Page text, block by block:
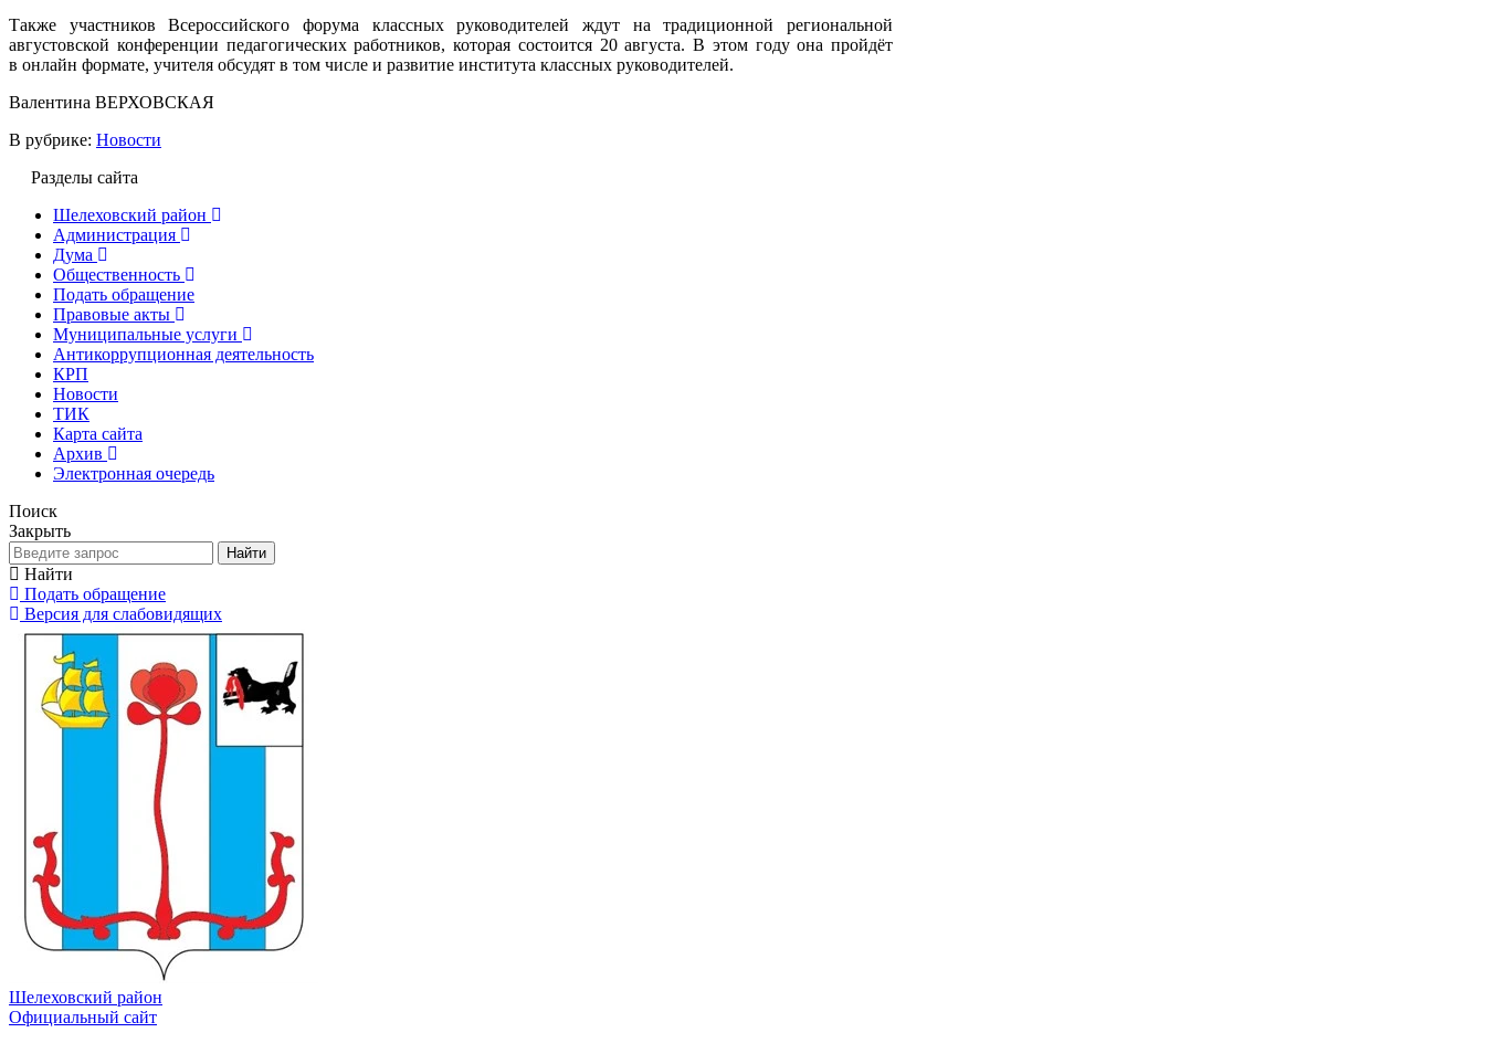
Также участников Всероссийского форума классных руководителей ждут на традиционной региональной
августовской конференции педагогических работников, которая состоится 20 августа. В этом году она пройдёт
в онлайн формате, учителя обсудят в том числе и развитие института классных руководителей.
Валентина ВЕРХОВСКАЯ
В рубрике: Новости
Разделы сайта
Шелеховский район
Администрация
Дума
Общественность
Подать обращение
Правовые акты
Муниципальные услуги
Антикоррупционная деятельность
КРП
Новости
ТИК
Карта сайта
Архив
Электронная очередь
Поиск
Закрыть
Найти
Найти
Подать обращение
Версия для слабовидящих
Шелеховский район
Официальный сайт